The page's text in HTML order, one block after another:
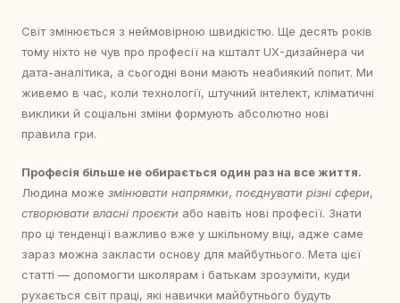
Світ змінюється з неймовірною швидкістю. Ще десять років
тому ніхто не чув про професії на кшталт UX-дизайнера чи
дата-аналітика, а сьогодні вони мають неабиякий попит. Ми
живемо в час, коли технології, штучний інтелект, кліматичні
виклики й соціальні зміни формують абсолютно нові
правила гри.
Професія більше не обирається один раз на все життя.
Людина може змінювати напрямки, поєднувати різні сфери,
створювати власні проєкти або навіть нові професії. Знати
про ці тенденції важливо вже у шкільному віці, адже саме
зараз можна закласти основу для майбутнього. Мета цієї
статті — допомогти школярам і батькам зрозуміти, куди
рухається світ праці, які навички майбутнього будуть